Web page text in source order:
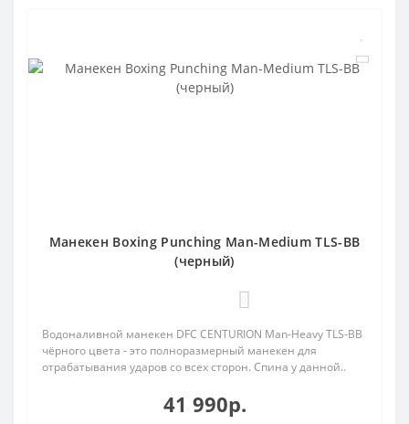
Манекен Boxing Punching Man-Medium TLS-BB
(черный)
Водоналивной манекен DFC CENTURION Man-Heavy TLS-BB
чёрного цвета - это полноразмерный манекен для
отрабатывания ударов со всех сторон. Спина у данной..
41 990р.